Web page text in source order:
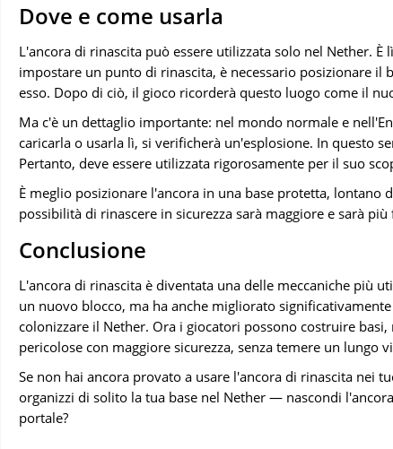
Dove e come usarla
L'ancora di rinascita può essere utilizzata solo nel Nether.
impostare un punto di rinascita, è necessario posizionare il
esso. Dopo di ciò, il gioco ricorderà questo luogo come il
Ma c'è un dettaglio importante: nel mondo normale e
caricarla o usarla lì, si verificherà un'esplosione. In questo
Pertanto, deve essere utilizzata rigorosamente per il suo
È meglio posizionare l'ancora in una base protetta, lontano
possibilità di rinascere in sicurezza sarà maggiore e sarà
Conclusione
L'ancora di rinascita è diventata una delle meccaniche più
un nuovo blocco, ma ha anche migliorato
colonizzare il Nether. Ora i giocatori possono costruire
pericolose con maggiore sicurezza, senza temere un lungo
Se non hai ancora provato a usare l'ancora di rinascita nei
organizzi di solito la tua base nel Nether — nascondi
portale?